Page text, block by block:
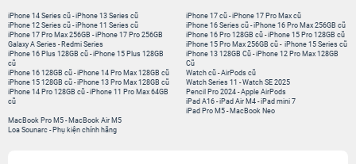
iPhone 14 Series cũ -iPhone 13 Series cũ
iPhone 12 Series cũ -iPhone 11 Series cũ
iPhone 17 Pro Max 256GB -iPhone 17 Pro 256GB
Galaxy A Series - Redmi Series
iPhone 17 cũ -iPhone 17 Pro Max cũ
iPhone 16 Series cũ - iPhone 16 Pro Max 256GB cũ
iPhone 16 Pro 128GB cũ -iPhone 15 Pro 128GB cũ
iPhone 15 Pro Max 256GB cũ - iPhone 15 Series cũ
iPhone 16 Plus 128GB cũ -iPhone 15 Plus 128GB
cũ
iPhone 16 128GB cũ -iPhone 14 Pro Max 128GB cũ
iPhone 15 128GB cũ -iPhone 13 Pro Max 128GB cũ
iPhone 14 Pro 128GB cũ -iPhone 11 Pro Max 64GB
cũ
iPhone 13 128GB Cũ -iPhone 12 Pro Max 128GB
Cũ
Watch cũ -AirPods cũ
Watch Series 11 -Watch SE 2025
Pencil Pro 2024 -Apple AirPods
iPad A16 -iPad Air M4 -iPad mini 7
iPad Pro M5 - MacBook Neo
MacBook Pro M5 - MacBook Air M5
Loa Sounarc - Phụ kiện chính hãng